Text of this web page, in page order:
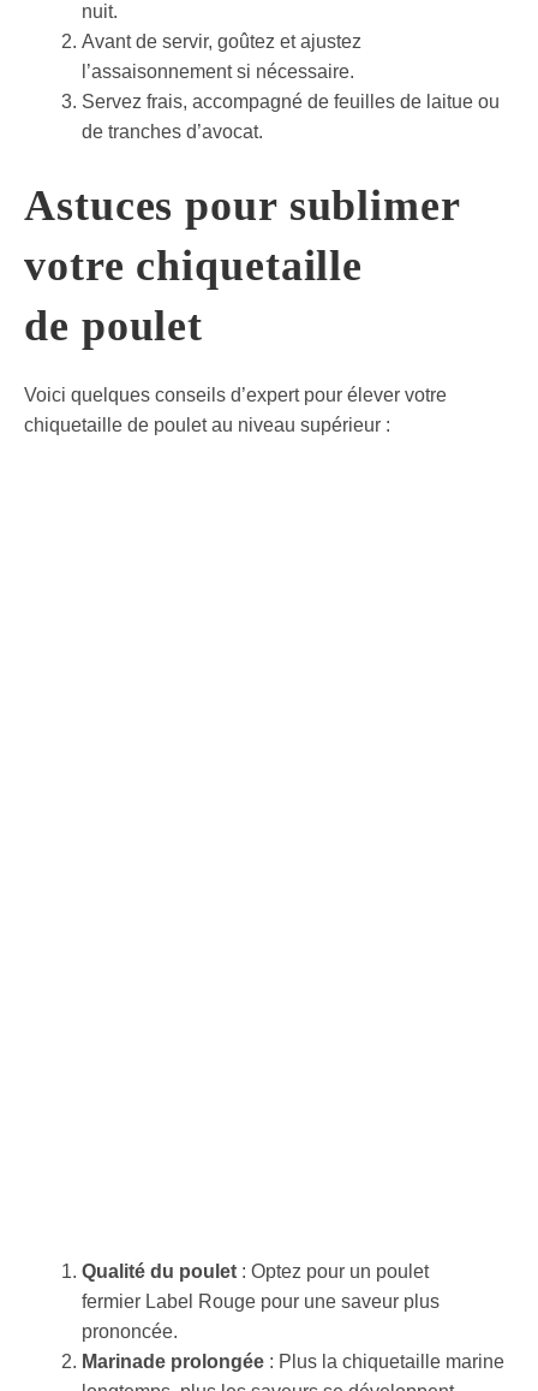
nuit.
Avant de servir, goûtez et ajustez
l’assaisonnement si nécessaire.
Servez frais, accompagné de feuilles de laitue ou
de tranches d’avocat.
Astuces pour sublimer
votre chiquetaille
de poulet
Voici quelques conseils d’expert pour élever votre
chiquetaille de poulet au niveau supérieur :
Qualité du poulet : Optez pour un poulet
fermier Label Rouge pour une saveur plus
prononcée.
Marinade prolongée : Plus la chiquetaille marine